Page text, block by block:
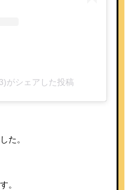
がシェアした投稿
た。
。